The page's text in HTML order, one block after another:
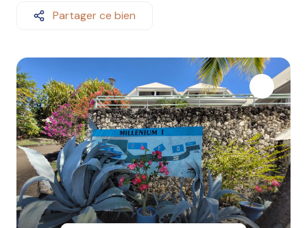
VENTE
Vendre
nous
BIENS
VENDUS
LOCATION
Louer
nous
GESTION
Partager ce bien